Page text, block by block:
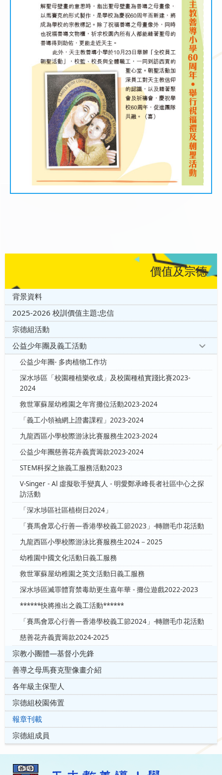
價值及宗德
背景資料
2025-2026 校訓價值主題:忠信
宗德組活動
公益少年團及義工活動
公益少年團- 多肉植物工作坊
深水埗區「校園種植樂收成」及校園種植實踐比賽2023-
2024
救世軍蘇屋幼稚園之年宵攤位活動2023-2024
「義工小領袖網上證書課程」2023-2024
九龍西區小學校際游泳比賽服務生2023-2024
公益少年團慈善花卉義賣籌款2023-2024
STEM科探之旅義工服務活動2023
V-Singer - Al 虛擬歌手變真人 - 明愛鄭承峰長者社區中心之探
訪活動
「深水埗區社區植樹日2024」
「賽馬會眾心行善—香港學校義工節2023」-轉贈毛巾花活動
九龍西區小學校際游泳比賽服務生2024－2025
幼稚園中國文化活動日義工服務
救世軍蘇屋幼稚園之英文活動日義工服務
深水埗區滅罪體育禁毒助更生嘉年華 - 攤位遊戲2022-2023
******快將推出之義工活動******
「賽馬會眾心行善—香港學校義工節2024」-轉贈毛巾花活動
慈善花卉義賣籌款2024-2025
宗教小團體—基督小先鋒
善導之母馬賽克聖像畫介紹
各年級主保聖人
宗德組校園佈置
報章刊載
宗德組成員